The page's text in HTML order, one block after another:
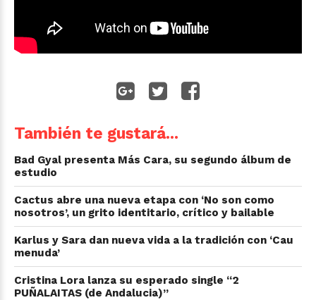
También te gustará...
Bad Gyal presenta Más Cara, su segundo álbum de
estudio
Cactus abre una nueva etapa con ‘No son como
nosotros’, un grito identitario, crítico y bailable
Karlus y Sara dan nueva vida a la tradición con ‘Cau
menuda’
Cristina Lora lanza su esperado single “2
PUÑALAITAS (de Andalucia)”